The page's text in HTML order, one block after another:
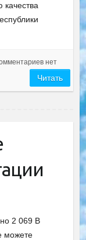
качества
нет
Читать
2 069 В
можете